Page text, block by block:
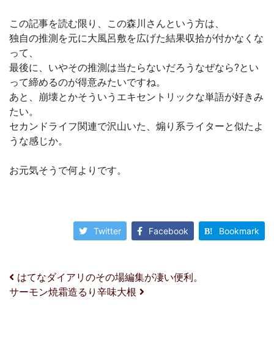
この記事を読む限り、この森川さんという方は、
独自の推測を元に大風呂敷を広げた結果収拾が付かなくな
って、
最後に、いやその推測は当たらないだろうなぜなら?とい
って締めるのが得意みたいですね。
あと、崩壊とかそういうエキセントリックな単語が好きみ
たい。
セカンドライフ関連で沢山いた、煽り系ライターと似たよ
うな感じか。
お元気そうで何よりです。
Twitter Facebook Bookmark
投稿ナビゲーション
はてなダイアリのその場編集が凄い便利。
サーモン焼霜造るり辛味大根